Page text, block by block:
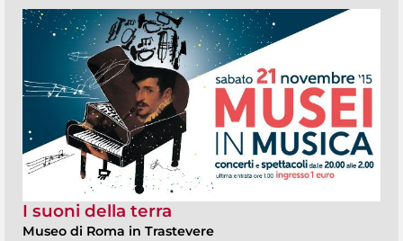
I suoni della terra
Museo di Roma in Trastevere